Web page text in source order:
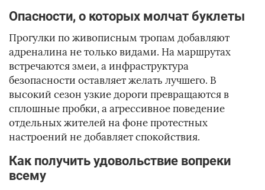
Опасности, о которых молчат буклеты
Прогулки по живописным тропам добавляют
адреналина не только видами. На маршрутах
встречаются змеи, а инфраструктура
безопасности оставляет желать лучшего. В
высокий сезон узкие дороги превращаются в
сплошные пробки, а агрессивное поведение
отдельных жителей на фоне протестных
настроений не добавляет спокойствия.
Как получить удовольствие вопреки
всему